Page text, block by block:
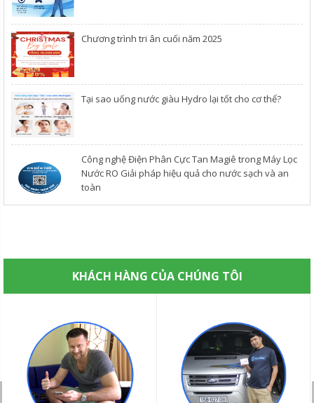
Chương trình tri ân cuối năm 2025
​Tại sao uống nước giàu Hydro lại tốt cho cơ thể?
Công nghệ Điện Phân Cực Tan Magiê trong Máy Lọc
Nước RO Giải pháp hiệu quả cho nước sạch và an
toàn
KHÁCH HÀNG CỦA CHÚNG TÔI